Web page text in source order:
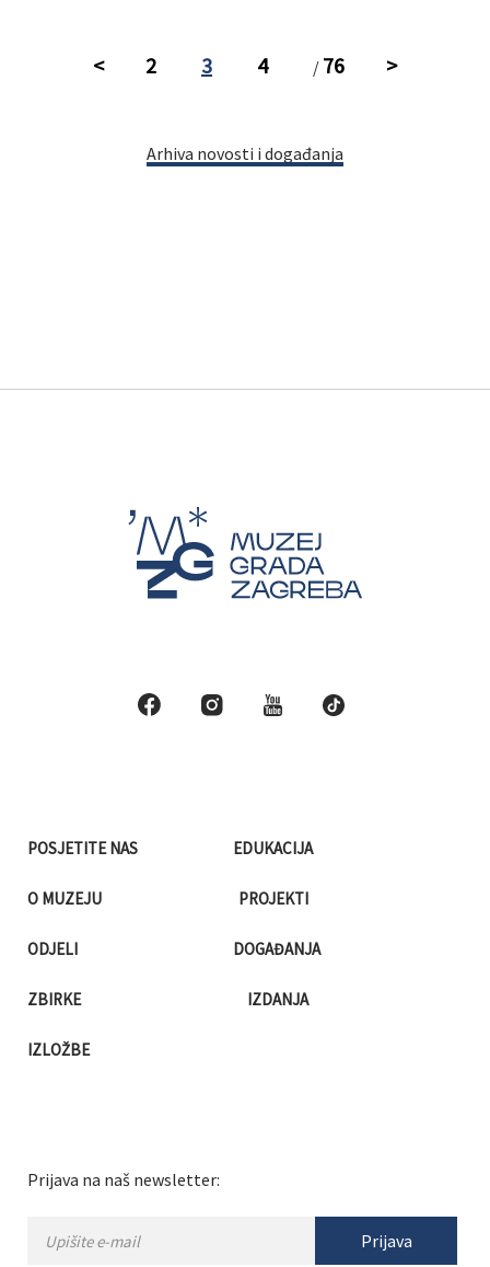
< 2 3 4 / 76 >
Arhiva novosti i događanja
POSJETITE NAS
O MUZEJU
ODJELI
ZBIRKE
IZLOŽBE
EDUKACIJA
PROJEKTI
DOGAĐANJA
IZDANJA
Prijava na naš newsletter:
Prijava